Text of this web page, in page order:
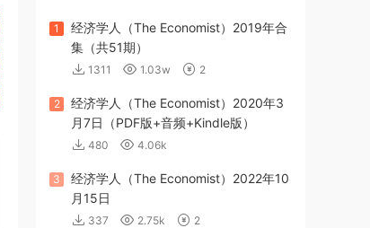
1
经济学人（The Economist）2019年合
集（共51期）
1311 1.03w 2
2
经济学人（The Economist）2020年3
月7日（PDF版+音频+Kindle版）
480 4.06k
3
经济学人（The Economist）2022年10
月15日
337 2.75k 2